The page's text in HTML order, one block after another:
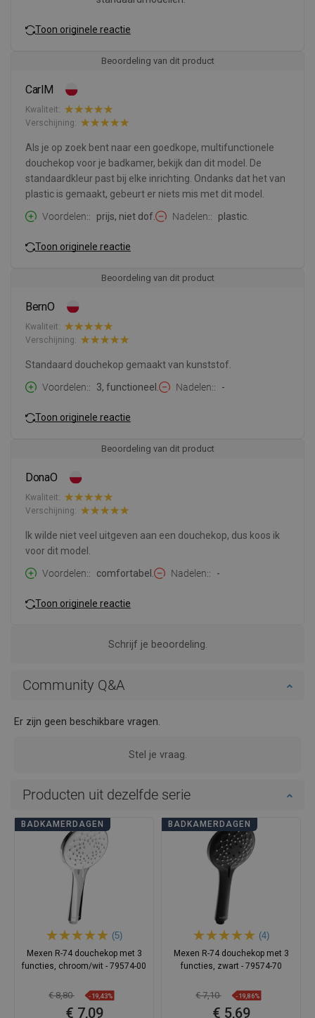
Toon originele reactie
Beoordeling van dit product
CarlM
Kwaliteit:
Verschijning:
Als je op zoek bent naar een goedkope, multifunctionele
douchekop voor je badkamer, bekijk dan dit model. De
standaardkleur past bij elke inrichting. Ondanks dat het van
plastic is gemaakt, gebeurt er niets mis met dit model.
Voordelen:
prijs, niet dof. Nadelen: plastic.
Toon originele reactie
Beoordeling van dit product
BernO
Kwaliteit:
Verschijning:
Standaard douchekop gemaakt van kunststof.
Voordelen:
3, functioneel. Nadelen: -
Toon originele reactie
Beoordeling van dit product
DonaO
Kwaliteit:
Verschijning:
Ik wilde niet veel uitgeven aan een douchekop, dus koos ik
voor dit model.
Voordelen:
comfortabel. Nadelen: -
Toon originele reactie
Schrijf je beoordeling.
Community Q&A
Er zijn geen beschikbare vragen.
Stel je vraag.
Producten uit dezelfde serie
BADKAMERDAGEN
(5)
Mexen R-74 douchekop met 3
functies, chroom/wit - 79574-00
€ 8,80 -19,43%
€ 7,09
BADKAMERDAGEN
(4)
Mexen R-74 douchekop met 3
functies, zwart - 79574-70
€ 7,10 -19,86%
€ 5,69